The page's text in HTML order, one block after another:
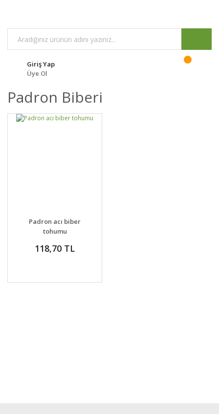
Giriş Yap
Üye Ol
Padron Biberi
DETAYLAR
VER
Padron acı biber
tohumu
118,70 TL